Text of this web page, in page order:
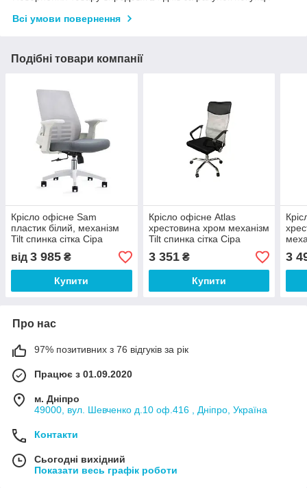
Всі умови повернення
Подібні товари компанії
Крісло офісне Sam
пластик білий, механізм
Tilt спинка сітка Сіра
(Intarsio ТМ)
від 3 985 ₴
Купити
Крісло офісне Atlas
хрестовина хром механізм
Tilt спинка сітка Сіра
(Intarsio ТМ)
3 351₴
Купити
3
Про нас
97% позитивних з 76 відгуків за рік
Працює з 01.09.2020
м. Дніпро
49000, вул. Шевченко д.10 оф.416 , Дніпро, Україна
Контакти
Сьогодні вихідний
Показати весь графік роботи